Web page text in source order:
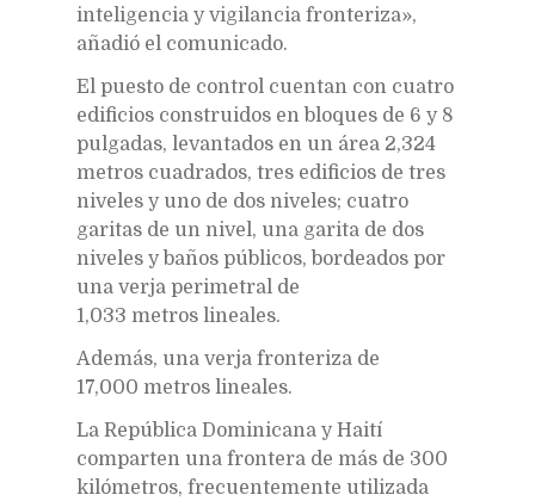
inteligencia y vigilancia fronteriza»,
añadió el comunicado.
El puesto de control cuentan con cuatro
edificios construidos en bloques de 6 y 8
pulgadas, levantados en un área 2,324
metros cuadrados, tres edificios de tres
niveles y uno de dos niveles; cuatro
garitas de un nivel, una garita de dos
niveles y baños públicos, bordeados por
una verja perimetral de
1,033 metros lineales.
Además, una verja fronteriza de
17,000 metros lineales.
La República Dominicana y Haití
comparten una frontera de más de 300
kilómetros, frecuentemente utilizada